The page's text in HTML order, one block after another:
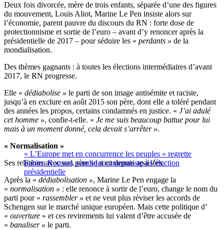
Deux fois divorcée, mère de trois enfants, séparée d’une des figures
du mouvement, Louis Aliot, Marine Le Pen insiste alors sur
l’économie, parent pauvre du discours du RN : forte dose de
protectionnisme et sortie de l’euro – avant d’y renoncer après la
présidentielle de 2017 – pour séduire les « perdants » de la
mondialisation.
Des thèmes gagnants : à toutes les élections intermédiaires d’avant
2017, le RN progresse.
Elle « dédiabolise » le parti de son image antisémite et raciste,
jusqu’à en exclure en août 2015 son père, dont elle a toléré pendant
des années les propos, certains condamnés en justice. « J’ai adulé
cet homme », confie-t-elle. « Je me suis beaucoup battue pour lui
mais à un moment donné, cela devait s’arrêter ».
« L’Europe met en concurrence les peuples » regrette
Fabien Roussel, candidat communiste à l’élection
présidentielle
« Normalisation »
Ses relations avec son père se sont depuis apaisées.
Après la « dédiabolisation », Marine Le Pen engage la
« normalisation » : elle renonce à sortir de l’euro, change le nom du
parti pour « rassembler » et ne veut plus réviser les accords de
Schengen sur le marché unique européen. Mais cette politique d’
« ouverture » et ces revirements lui valent d’être accusée de
« banaliser » le parti.